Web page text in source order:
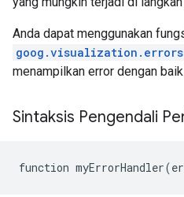
Anda dapat menggunakan
goog.visualization.errors
menampilkan error dengan
Sintaksis Pengendali
function